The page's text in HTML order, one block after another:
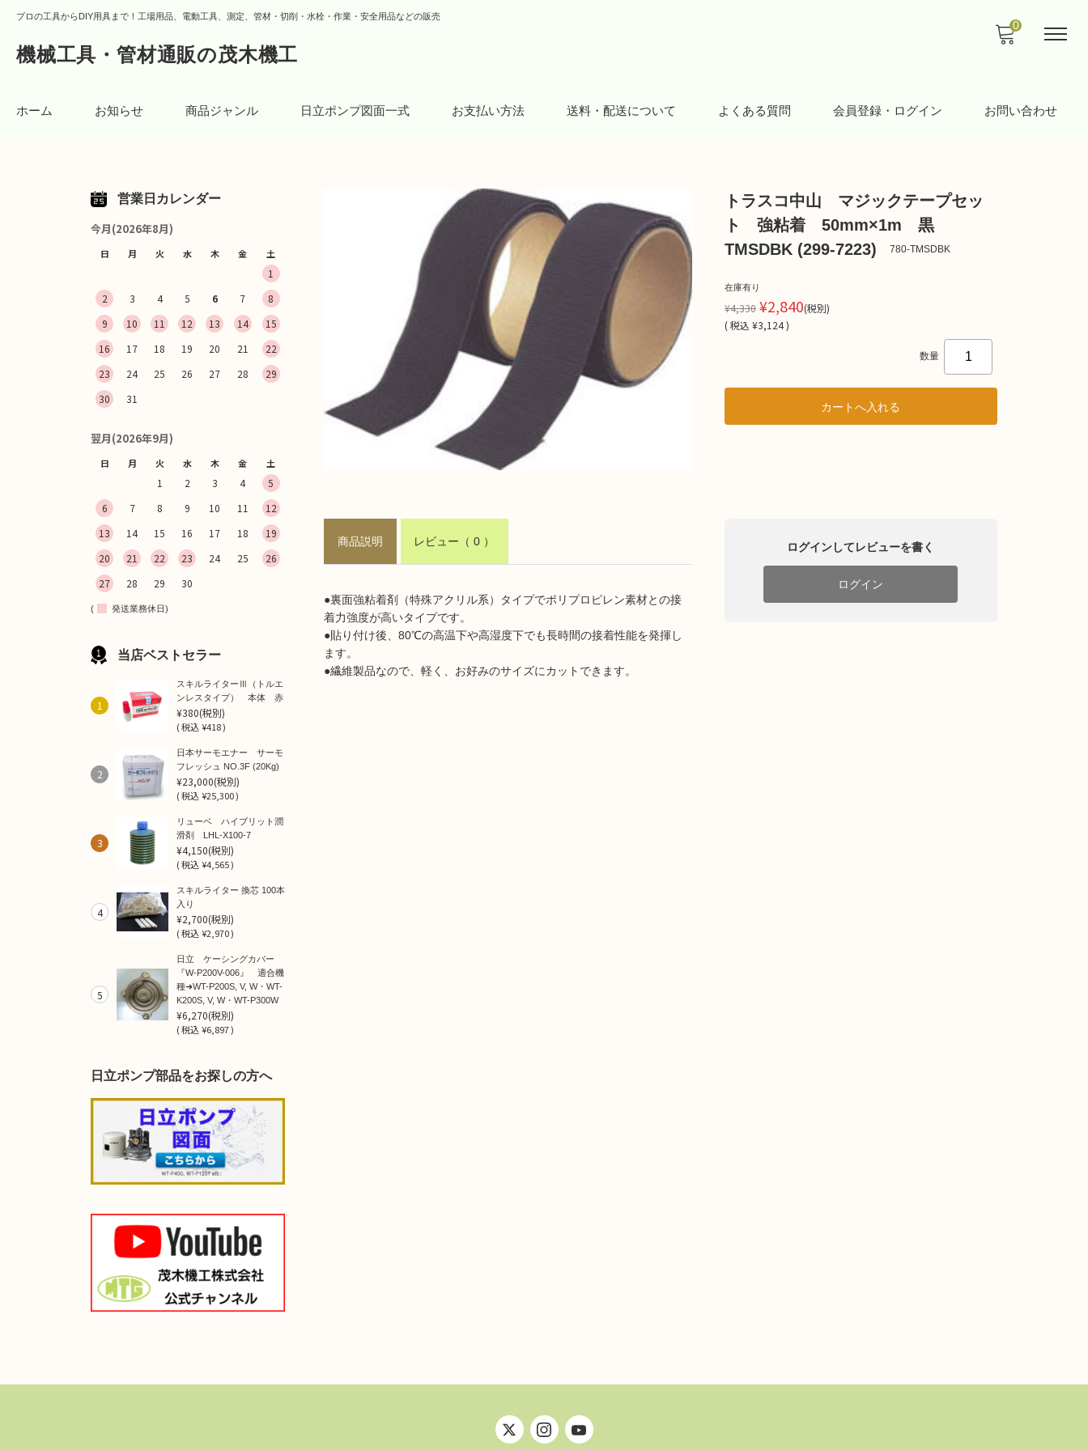
プロの工具からDIY用具まで！工場用品、電動工具、測定、管材・切削・水栓・作業・安全用品などの販売
機械工具・管材通販の茂木機工
ホーム お知らせ 商品ジャンル 日立ポンプ図面一式 お支払い方法 送料・配送について よくある質問 会員登録・ログイン お問い合わせ
0
トラスコ中山 マジックテープセッ
ト 強粘着 50mm×1m 黒
TMSDBK (299-7223)
780-TMSDBK
在庫有り
¥4,330¥2,840(税別)
(税込 ¥3,124 )
数量
商品説明 レビュー （ 0 ）
●裏面強粘着剤（特殊アクリル系）タイプでポリプロピレン素材との接
着力強度が高いタイプです。
●貼り付け後、80℃の高温下や高湿度下でも長時間の接着性能を発揮し
ます。
●繊維製品なので、軽く、お好みのサイズにカットできます。
ログインしてレビューを書く
ログイン
営業日カレンダー
今月(2026年8月)
日 月 火 水 木 金 土
1
2
3 4 5 6 7
8
9
10 11 12 13 14
15
16
17 18 19 20 21
22
23
24 25 26 27 28
29
30
31
翌月(2026年9月)
日 月 火 水 木 金 土
1 2 3 4
5
6
7 8 9 10 11
12
13
14 15 16 17 18
19
20
21 22 23 24 25
26
27
28 29 30
( 発送業務休日)
当店ベストセラー
1
スキルライターⅢ（トルエ
ンレスタイプ） 本体 赤
¥380(税別)
(税込¥418 )
2
日本サーモエナー サーモ
フレッシュ NO.3F (20Kg)
¥23,000(税別)
(税込¥25,300 )
3
リューベ ハイブリット潤
滑剤 LHL-X100-7
¥4,150(税別)
(税込¥4,565 )
4
スキルライター 換芯 100本
入り
¥2,700(税別)
(税込¥2,970 )
5
日立 ケーシングカバー
『W-P200V-006』 適合機
種➜WT-P200S, V, W・WT-
K200S, V, W・WT-P300W
¥6,270(税別)
(税込¥6,897 )
日立ポンプ部品をお探しの方へ